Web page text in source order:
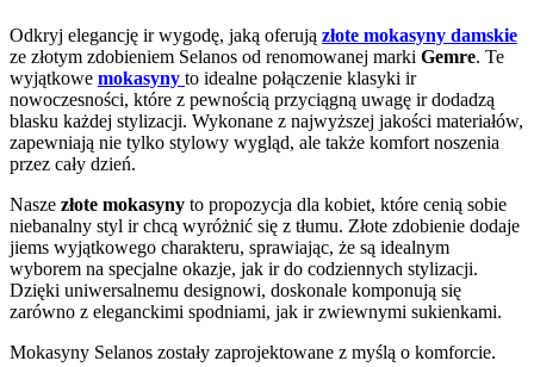
Odkryj elegancję ir wygodę, jaką oferują złote mokasyny damskie
ze złotym zdobieniem Selanos od renomowanej marki Gemre. Te
wyjątkowe mokasyny to idealne połączenie klasyki ir
nowoczesności, które z pewnością przyciągną uwagę ir dodadzą
blasku każdej stylizacji. Wykonane z najwyższej jakości materiałów,
zapewniają nie tylko stylowy wygląd, ale także komfort noszenia
przez cały dzień.
Nasze złote mokasyny to propozycja dla kobiet, które cenią sobie
niebanalny styl ir chcą wyróżnić się z tłumu. Złote zdobienie dodaje
jiems wyjątkowego charakteru, sprawiając, że są idealnym
wyborem na specjalne okazje, jak ir do codziennych stylizacji.
Dzięki uniwersalnemu designowi, doskonale komponują się
zarówno z eleganckimi spodniami, jak ir zwiewnymi sukienkami.
Mokasyny Selanos zostały zaprojektowane z myślą o komforcie.